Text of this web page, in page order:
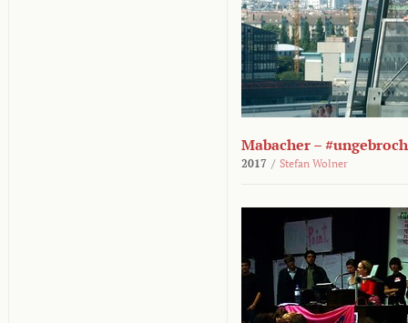
Mabacher –
2017 / Stefan Wolner